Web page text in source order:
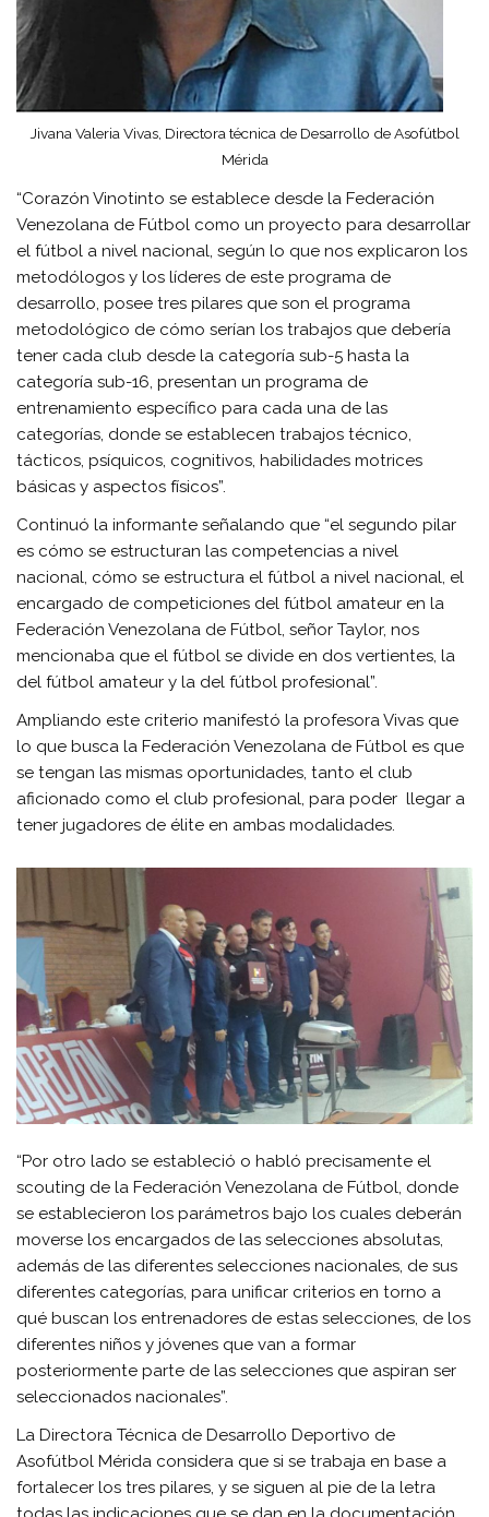
Jivana Valeria Vivas, Directora técnica de Desarrollo de Asofútbol
Mérida
“Corazón Vinotinto se establece desde la Federación
Venezolana de Fútbol como un proyecto para desarrollar
el fútbol a nivel nacional, según lo que nos explicaron los
metodólogos y los líderes de este programa de
desarrollo, posee tres pilares que son el programa
metodológico de cómo serían los trabajos que debería
tener cada club desde la categoría sub-5 hasta la
categoría sub-16, presentan un programa de
entrenamiento específico para cada una de las
categorías, donde se establecen trabajos técnico,
tácticos, psíquicos, cognitivos, habilidades motrices
básicas y aspectos físicos”.
Continuó la informante señalando que “el segundo pilar
es cómo se estructuran las competencias a nivel
nacional, cómo se estructura el fútbol a nivel nacional, el
encargado de competiciones del fútbol amateur en la
Federación Venezolana de Fútbol, señor Taylor, nos
mencionaba que el fútbol se divide en dos vertientes, la
del fútbol amateur y la del fútbol profesional”.
Ampliando este criterio manifestó la profesora Vivas que
lo que busca la Federación Venezolana de Fútbol es que
se tengan las mismas oportunidades, tanto el club
aficionado como el club profesional, para poder llegar a
tener jugadores de élite en ambas modalidades.
“Por otro lado se estableció o habló precisamente el
scouting de la Federación Venezolana de Fútbol, donde
se establecieron los parámetros bajo los cuales deberán
moverse los encargados de las selecciones absolutas,
además de las diferentes selecciones nacionales, de sus
diferentes categorías, para unificar criterios en torno a
qué buscan los entrenadores de estas selecciones, de los
diferentes niños y jóvenes que van a formar
posteriormente parte de las selecciones que aspiran ser
seleccionados nacionales”.
La Directora Técnica de Desarrollo Deportivo de
Asofútbol Mérida considera que si se trabaja en base a
fortalecer los tres pilares, y se siguen al pie de la letra